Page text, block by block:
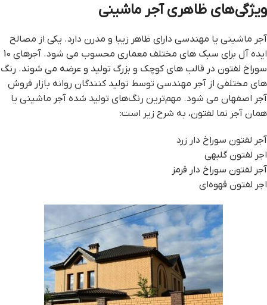
ویژگی‌های ظاهری آجر ماشینی
آجر ماشینی یا مهندسی دارای ظاهر زیبا و مدرن دارد. یکی از مصالح
ایده آل برای سبک های مختلف معماری محسوب می شود. آجرهای 10
سوراخ لفتون در قالب های کوچک و بزرگ تولید و عرضه می شوند. رنگ
های مختلفی از آجر مهندسی توسط تولید کنندگان روانه بازار فروش
آجر اصفهان می شود. مهم‌ترین رنگ‌های تولید شده آجر ماشینی یا
همان آجر نما لفتون، به شرح زیر است:
آجر لفتون سوراخ دار زرد
اجر لفتون گلبهی
آجر لفتون سوراخ دار قرمز
اجر لفتون قهوه‌ای